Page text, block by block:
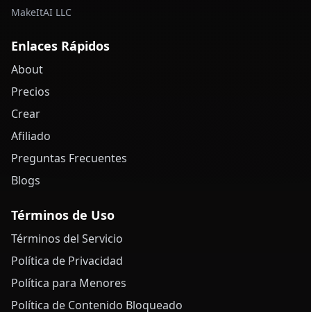
MakeItAI LLC
Enlaces Rápidos
About
Precios
Crear
Afiliado
Preguntas Frecuentes
Blogs
Términos de Uso
Términos del Servicio
Política de Privacidad
Política para Menores
Política de Contenido Bloqueado